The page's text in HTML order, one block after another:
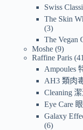
Swiss
The Skin
3
The Vegan
Moshe 9
Raffine Paris 41
Ampoules
AH3 類肉
Cleaning
Eye Care
Galaxy
6